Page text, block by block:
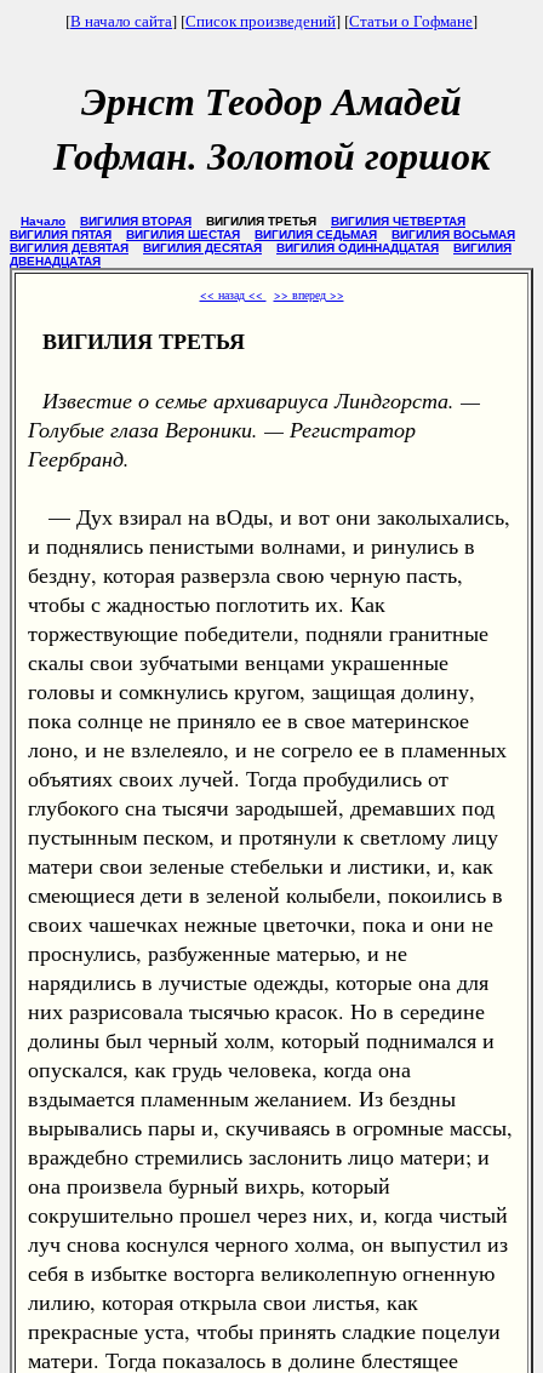
[В начало сайта] [Список произведений] [Статьи о Гофмане]
Эрнст Теодор Амадей
Гофман. Золотой горшок
Начало ВИГИЛИЯ ВТОРАЯ ВИГИЛИЯ ТРЕТЬЯ
ВИГИЛИЯ ЧЕТВЕРТАЯ
ВИГИЛИЯ ПЯТАЯ
ВИГИЛИЯ ШЕСТАЯ ВИГИЛИЯ СЕДЬМАЯ
ВИГИЛИЯ ВОСЬМАЯ
ВИГИЛИЯ ДЕВЯТАЯ
ВИГИЛИЯ ДЕСЯТАЯ ВИГИЛИЯ ОДИННАДЦАТАЯ
ВИГИЛИЯ
ДВЕНАДЦАТАЯ
<< назад << >> вперед >>
ВИГИЛИЯ ТРЕТЬЯ
Известие о семье архивариуса Линдгорста. —
Голубые глаза Вероники. — Регистратор
Геербранд.
— Дух взирал на вОды, и вот они заколыхались,
и поднялись пенистыми волнами, и ринулись в
бездну, которая разверзла свою черную пасть,
чтобы с жадностью поглотить их. Как
торжествующие победители, подняли гранитные
скалы свои зубчатыми венцами украшенные
головы и сомкнулись кругом, защищая долину,
пока солнце не приняло ее в свое материнское
лоно, и не взлелеяло, и не согрело ее в пламенных
объятиях своих лучей. Тогда пробудились от
глубокого сна тысячи зародышей, дремавших под
пустынным песком, и протянули к светлому лицу
матери свои зеленые стебельки и листики, и, как
смеющиеся дети в зеленой колыбели, покоились в
своих чашечках нежные цветочки, пока и они не
проснулись, разбуженные матерью, и не
нарядились в лучистые одежды, которые она для
них разрисовала тысячью красок. Но в середине
долины был черный холм, который поднимался и
опускался, как грудь человека, когда она
вздымается пламенным желанием. Из бездны
вырывались пары и, скучиваясь в огромные массы,
враждебно стремились заслонить лицо матери; и
она произвела бурный вихрь, который
сокрушительно прошел через них, и, когда чистый
луч снова коснулся черного холма, он выпустил из
себя в избытке восторга великолепную огненную
лилию, которая открыла свои листья, как
прекрасные уста, чтобы принять сладкие поцелуи
матери. Тогда показалось в долине блестящее